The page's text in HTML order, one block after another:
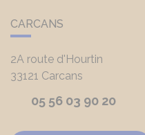
CARCANS
2A route d'Hourtin
33121 Carcans
05 56 03 90 20